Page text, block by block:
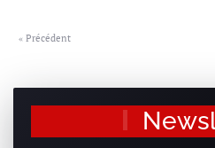
« Précédent